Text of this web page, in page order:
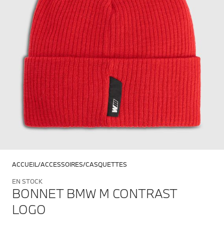
ACCUEIL ACCESSOIRES CASQUETTES
EN STOCK
BONNET BMW M CONTRAST
LOGO